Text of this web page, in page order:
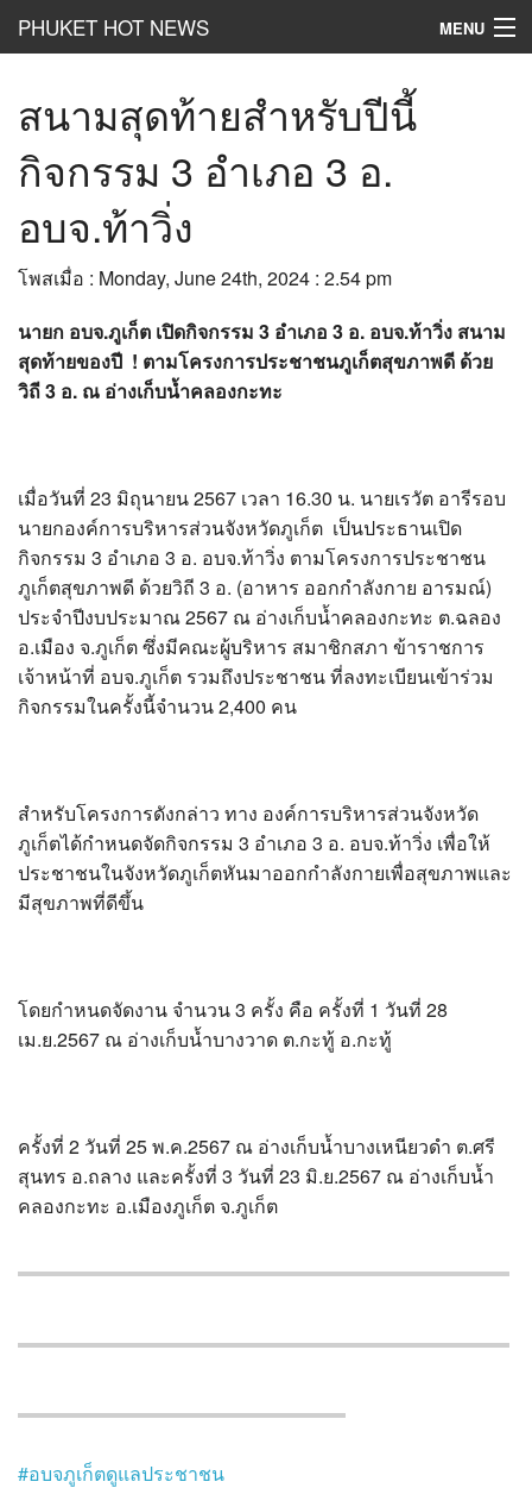
PHUKET HOT NEWS MENU
Hot Clip
Hot List
Hot Gossip
HotBusiness
เที่ยว ชิม ช๊อป
Hot Health and Beauty
อยากบอกอยากเล่า
?>
สนามสุดท้ายสำหรับปีนี้
กิจกรรม 3 อำเภอ 3 อ.
อบจ.ท้าวิ่ง
โพสเมื่อ : Monday, June 24th, 2024 : 2.54 pm
นายก อบจ.ภูเก็ต เปิดกิจกรรม 3 อำเภอ 3 อ. อบจ.ท้าวิ่ง สนาม
สุดท้ายของปี ! ตามโครงการประชาชนภูเก็ตสุขภาพดี ด้วย
วิถี 3 อ. ณ อ่างเก็บน้ำคลองกะทะ
เมื่อวันที่ 23 มิถุนายน 2567 เวลา 16.30 น. นายเรวัต อารีรอบ
นายกองค์การบริหารส่วนจังหวัดภูเก็ต เป็นประธานเปิด
กิจกรรม 3 อำเภอ 3 อ. อบจ.ท้าวิ่ง ตามโครงการประชาชน
ภูเก็ตสุขภาพดี ด้วยวิถี 3 อ. (อาหาร ออกกำลังกาย อารมณ์)
ประจำปีงบประมาณ 2567 ณ อ่างเก็บน้ำคลองกะทะ ต.ฉลอง
อ.เมือง จ.ภูเก็ต ซึ่งมีคณะผู้บริหาร สมาชิกสภา ข้าราชการ
เจ้าหน้าที่ อบจ.ภูเก็ต รวมถึงประชาชน ที่ลงทะเบียนเข้าร่วม
กิจกรรมในครั้งนี้จำนวน 2,400 คน
สำหรับโครงการดังกล่าว ทาง องค์การบริหารส่วนจังหวัด
ภูเก็ตได้กำหนดจัดกิจกรรม 3 อำเภอ 3 อ. อบจ.ท้าวิ่ง เพื่อให้
ประชาชนในจังหวัดภูเก็ตหันมาออกกำลังกายเพื่อสุขภาพและ
มีสุขภาพที่ดีขึ้น
โดยกำหนดจัดงาน จำนวน 3 ครั้ง คือ ครั้งที่ 1 วันที่ 28
เม.ย.2567 ณ อ่างเก็บน้ำบางวาด ต.กะทู้ อ.กะทู้
ครั้งที่ 2 วันที่ 25 พ.ค.2567 ณ อ่างเก็บน้ำบางเหนียวดำ ต.ศรี
สุนทร อ.ถลาง และครั้งที่ 3 วันที่ 23 มิ.ย.2567 ณ อ่างเก็บน้ำ
คลองกะทะ อ.เมืองภูเก็ต จ.ภูเก็ต
#อบจภูเก็ตดูแลประชาชน